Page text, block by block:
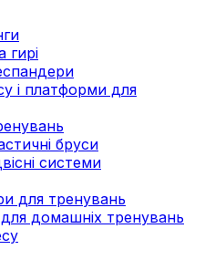
гирі
і платформи для
бруси
системи
для тренувань
для домашніх тренувань